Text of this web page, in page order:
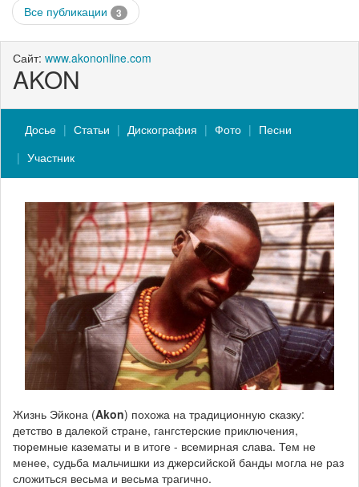
Все публикации 3
Сайт: www.akononline.com
AKON
Досье Статьи Дискография Фото
Песни
Участник
Жизнь Эйкона (Akon) похожа на традиционную сказку:
детство в далекой стране, гангстерские приключения,
тюремные казематы и в итоге - всемирная слава. Тем не
менее, судьба мальчишки из джерсийской банды могла не раз
сложиться весьма и весьма трагично.